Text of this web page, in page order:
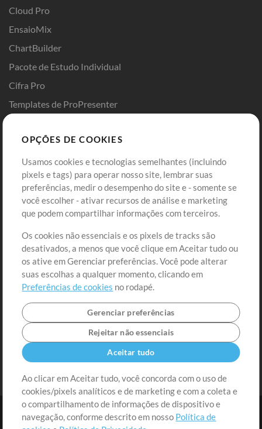
Cloud Pro
EnsaioMix
ChartBuilder
Pacote de Estudo Individual
Cifra Pro
Templates de ProPresenter
Comprar Créditos
Conteúdo Grátis
Solicite uma Música
Extras
Sessões
Envie seu conteúdo
Playlist
MT Conference
Entre
Cadastre-se
Ir ao carrinho
OPÇÕES DE COOKIES
Usamos cookies e tecnologias semelhantes (incluindo
pixels e tags) para operar nosso site, lembrar suas
preferências, medir o desempenho do site e - somente se
você escolher - ativar recursos de análise e marketing
que podem compartilhar informações com terceiros.
Os cookies não essenciais e os pixels de tracks são
desativados, a menos que você clique em Aceitar tudo ou
os ative em Gerenciar preferências. Você pode alterar
suas escolhas a qualquer momento, clicando em
Preferências de cookies no rodapé.
Gerenciar preferências
Rejeitar não essenciais
Aceitar tudo
Ao clicar em Aceitar tudo, você concorda com o uso de
cookies/pixels analíticos e de marketing e com a coleta e
o compartilhamento de informações de dispositivo e
navegação, conforme descrito em nosso Política de